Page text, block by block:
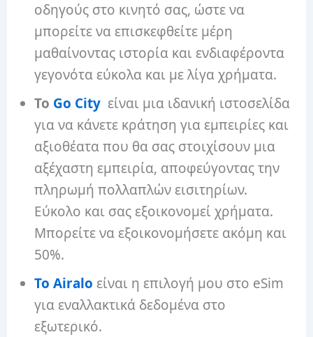
οδηγούς στο κινητό σας, ώστε να
μπορείτε να επισκεφθείτε μέρη
μαθαίνοντας ιστορία και ενδιαφέροντα
γεγονότα εύκολα και με λίγα χρήματα.
Το Go City είναι μια ιδανική ιστοσελίδα
για να κάνετε κράτηση για εμπειρίες και
αξιοθέατα που θα σας στοιχίσουν μια
αξέχαστη εμπειρία, αποφεύγοντας την
πληρωμή πολλαπλών εισιτηρίων.
Εύκολο και σας εξοικονομεί χρήματα.
Μπορείτε να εξοικονομήσετε ακόμη και
50%.
Το Airalo είναι η επιλογή μου στο eSim
για εναλλακτικά δεδομένα στο
εξωτερικό.